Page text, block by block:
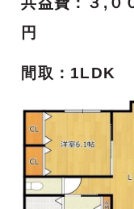
円
間取：1LDK